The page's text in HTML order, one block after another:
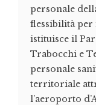
personale
flessibilità
istituisce il
Trabocchi e
personale
territoriale
l’aeroporto